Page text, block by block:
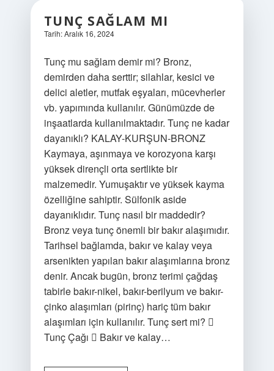
TUNÇ SAĞLAM MI
Tarih: Aralık 16, 2024
Tunç mu sağlam demir mi? Bronz,
demirden daha serttir; silahlar, kesici ve
delici aletler, mutfak eşyaları, mücevherler
vb. yapımında kullanılır. Günümüzde de
inşaatlarda kullanılmaktadır. Tunç ne kadar
dayanıklı? KALAY-KURŞUN-BRONZ
Kaymaya, aşınmaya ve korozyona karşı
yüksek dirençli orta sertlikte bir
malzemedir. Yumuşaktır ve yüksek kayma
özelliğine sahiptir. Sülfonik aside
dayanıklıdır. Tunç nasıl bir maddedir?
Bronz veya tunç önemli bir bakır alaşımıdır.
Tarihsel bağlamda, bakır ve kalay veya
arsenikten yapılan bakır alaşımlarına bronz
denir. Ancak bugün, bronz terimi çağdaş
tabirle bakır-nikel, bakır-berilyum ve bakır-
çinko alaşımları (pirinç) hariç tüm bakır
alaşımları için kullanılır. Tunç sert mi? 
Tunç Çağı  Bakır ve kalay…